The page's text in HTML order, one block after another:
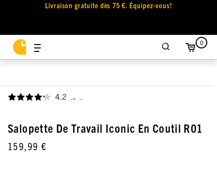
Livraison gratuite dès 75 €. Équipez-vous!
0
4.2 ,
Salopette De Travail Iconic En Coutil R01
159,99 €